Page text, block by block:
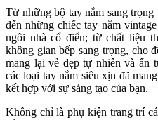
Từ những bộ tay nắm sang
đến những chiếc tay nắm
ngôi nhà cổ điển; từ chất liệu
không gian bếp sang trọng, cho
mang lại vẻ đẹp tự nhiên và ấn
các loại tay nắm siêu xịn đã
kết hợp với sự sáng tạo của bạn.
Không chỉ là phụ kiện trang trí